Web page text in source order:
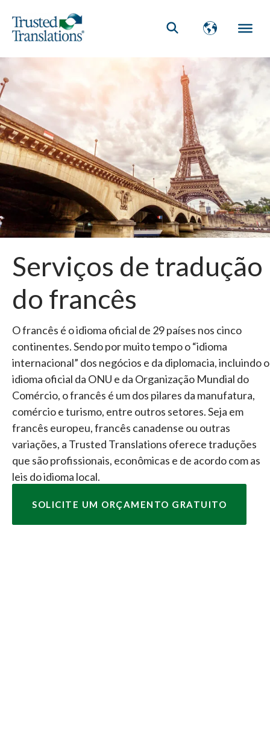
Serviços de tradução
do francês
O francês é o idioma oficial de 29 países nos cinco
continentes. Sendo por muito tempo o “idioma
internacional” dos negócios e da diplomacia, incluindo o
idioma oficial da ONU e da Organização Mundial do
Comércio, o francês é um dos pilares da manufatura,
comércio e turismo, entre outros setores. Seja em
francês europeu, francês canadense ou outras
variações, a Trusted Translations oferece traduções
que são profissionais, econômicas e de acordo com as
leis do idioma local.
SOLICITE UM ORÇAMENTO GRATUITO